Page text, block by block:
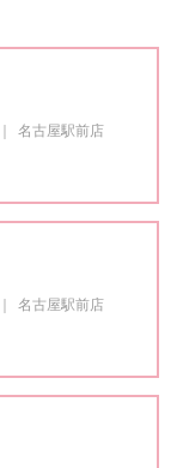
名古屋駅前店
名古屋駅前店